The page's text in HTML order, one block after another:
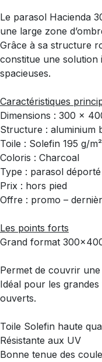
Le parasol Hacienda
une large zone
Grâce à sa structure
constitue une solution
spacieuses.
Caractéristiques
Dimensions : 300 x
Structure : aluminium
Toile : Solefin 195 g/m²
Coloris : Charcoal
Type : parasol déporté
Prix : hors pied
Offre : promo –
Les points forts
Grand format
Permet de couvrir
Idéal pour les
ouverts.
Toile Solefin haute
Résistante aux UV
Bonne tenue des